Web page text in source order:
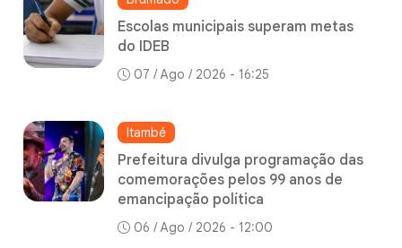
Escolas municipais superam metas
do IDEB
07 / Ago / 2026 - 16:25
Itambé
Prefeitura divulga programação das
comemorações pelos 99 anos de
emancipação política
06 / Ago / 2026 - 12:00